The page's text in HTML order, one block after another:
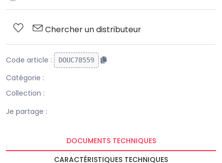
Chercher un distributeur
Code article : DOUC78559
Catégorie :
Collection :
Je partage :
DOCUMENTS TECHNIQUES
CARACTÉRISTIQUES TECHNIQUES